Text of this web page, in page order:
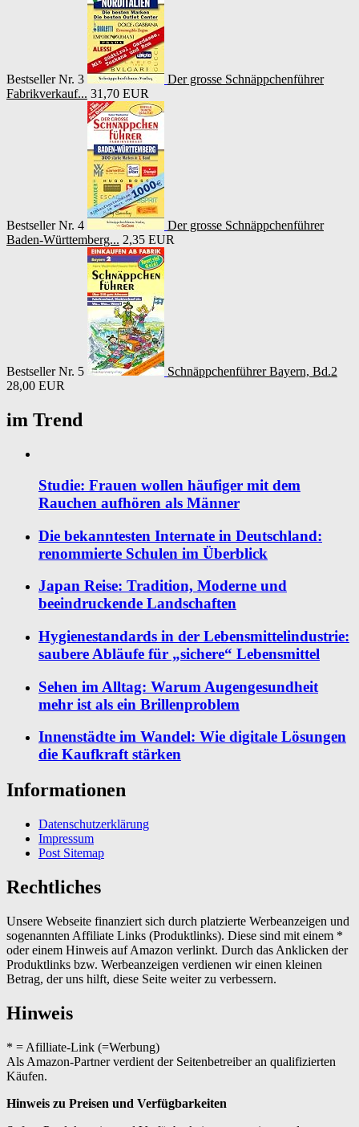
Bestseller Nr. 3
Der grosse Schnäppchenführer
Fabrikverkauf... 31,70 EUR
Bestseller Nr. 4
Der grosse Schnäppchenführer
Baden-Württemberg... 2,35 EUR
Bestseller Nr. 5
Schnäppchenführer Bayern, Bd.2
28,00 EUR
im Trend
Studie: Frauen wollen häufiger mit dem
Rauchen aufhören als Männer
Die bekanntesten Internate in Deutschland:
renommierte Schulen im Überblick
Japan Reise: Tradition, Moderne und
beeindruckende Landschaften
Hygienestandards in der Lebensmittelindustrie:
saubere Abläufe für „sichere“ Lebensmittel
Sehen im Alltag: Warum Augengesundheit
mehr ist als ein Brillenproblem
Innenstädte im Wandel: Wie digitale Lösungen
die Kaufkraft stärken
Informationen
Datenschutzerklärung
Impressum
Post Sitemap
Rechtliches
Unsere Webseite finanziert sich durch platzierte Werbeanzeigen und
sogenannten Affiliate Links (Produktlinks). Diese sind mit einem *
oder einem Hinweis auf Amazon verlinkt. Durch das Anklicken der
Produktlinks bzw. Werbeanzeigen verdienen wir einen kleinen
Betrag, der uns hilft, diese Seite weiter zu verbessern.
Hinweis
* = Afilliate-Link (=Werbung)
Als Amazon-Partner verdient der Seitenbetreiber an qualifizierten
Käufen.
Hinweis zu Preisen und Verfügbarkeiten